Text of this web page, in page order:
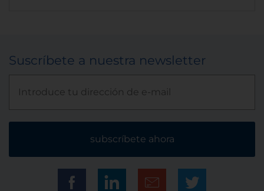
Suscríbete a nuestra newsletter
subscríbete ahora